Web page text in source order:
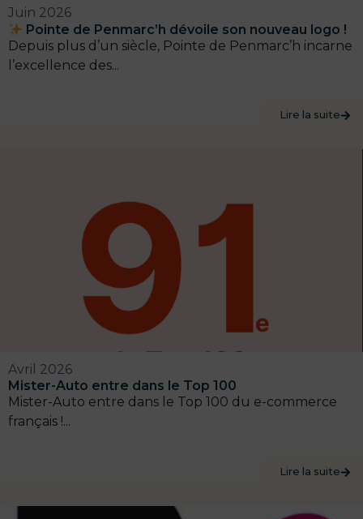
Pointe de Penmarc’h dévoile son nouveau logo !
Juin 2026
Depuis plus d’un siècle, Pointe de Penmarc’h incarne
l’excellence des...
Lire la suite
Mister-Auto entre dans le Top 100
Avril 2026
Mister-Auto entre dans le Top 100 du e-commerce
français !...
Lire la suite